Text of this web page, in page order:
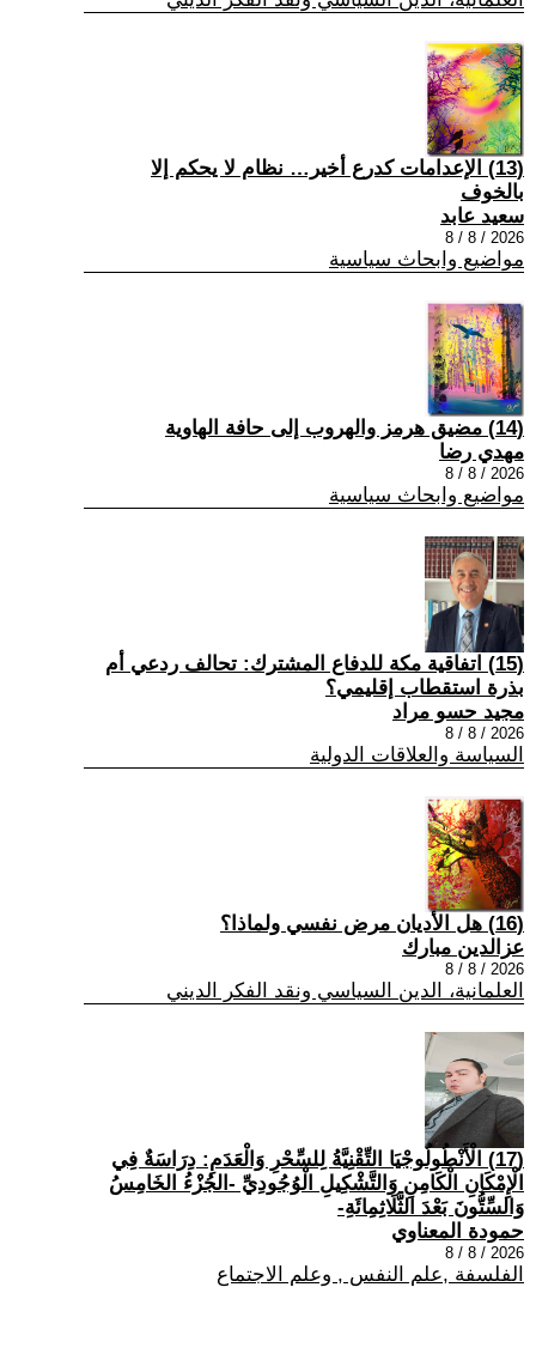
(13) الإعدامات كدرع أخير… نظام لا يحكم إلا
بالخوف
سعيد عابد
2026 / 8 / 8
مواضيع وابحاث سياسية
(14) مضيق هرمز والهروب إلى حافة الهاوية
مهدي رضا
2026 / 8 / 8
مواضيع وابحاث سياسية
(15) اتفاقية مكة للدفاع المشترك: تحالف ردعي أم
بذرة استقطاب إقليمي؟
مجيد حسو مراد
2026 / 8 / 8
السياسة والعلاقات الدولية
(16) هل الأديان مرض نفسي ولماذا؟
عزالدين مبارك
2026 / 8 / 8
العلمانية، الدين السياسي ونقد الفكر الديني
(17) الْأَنْطُولُوجْيَا التِّقْنِيَّةُ لِلسِّحْرِ وَالْعَدَمِ: دِرَاسَةٌ فِي
الْإِمْكَانِ الْكَامِنِ وَالتَّشْكِيلِ الْوُجُودِيِّ -الجُزْءُ الخَامِسُ
وَالسِّتُّونَ بَعْدَ الثَّلَاثِمِائَةِ-
حمودة المعناوي
2026 / 8 / 8
الفلسفة ,علم النفس , وعلم الاجتماع